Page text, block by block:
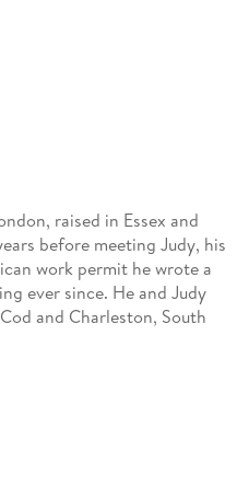
raised in Essex and
before meeting Judy, his
work permit he wrote a
ever since. He and Judy
and Charleston, South